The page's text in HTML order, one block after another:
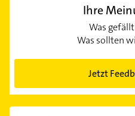
Ihre
Was
Was sollten
Jetzt